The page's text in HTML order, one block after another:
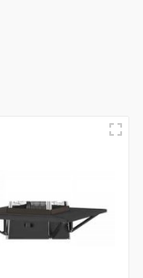
commande arrive
pour une
livraison s'allient